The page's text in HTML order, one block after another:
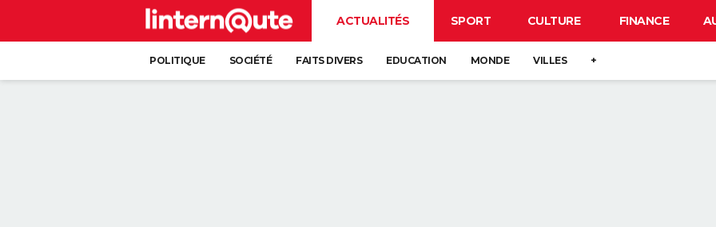
ACTUALITÉS SPORT CULTURE FINANCE
POLITIQUE SOCIÉTÉ FAITS DIVERS EDUCATION MONDE VILLES +